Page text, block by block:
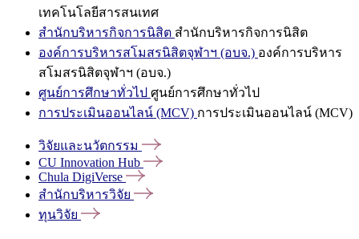
เทคโนโลยีสารสนเทศ
สำนักบริหารกิจการนิสิต สำนักบริหารกิจการนิสิต
องค์การบริหารสโมสรนิสิตจุฬาฯ (อบจ.) องค์การบริหาร
สโมสรนิสิตจุฬาฯ (อบจ.)
ศูนย์การศึกษาทั่วไป ศูนย์การศึกษาทั่วไป
การประเมินออนไลน์ (MCV) การประเมินออนไลน์ (MCV)
วิจัยและนวัตกรรม
CU Innovation Hub
Chula DigiVerse
สำนักบริหารวิจัย
ทุนวิจัย